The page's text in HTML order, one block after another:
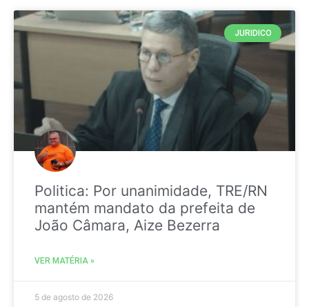
JURIDICO
Politica: Por unanimidade, TRE/RN
mantém mandato da prefeita de
João Câmara, Aize Bezerra
VER MATÉRIA »
5 de agosto de 2026